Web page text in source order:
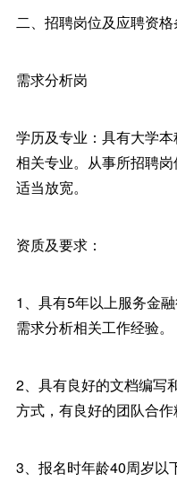
二、招聘岗位及应聘资
需求分析岗
学历及专业：具有大学
相关专业。从事所招聘
适当放宽。
资质及要求：
1、具有5年以上服务金
需求分析相关工作经验。
2、具有良好的文档编写
方式，有良好的团队合作
3、报名时年龄40周岁以